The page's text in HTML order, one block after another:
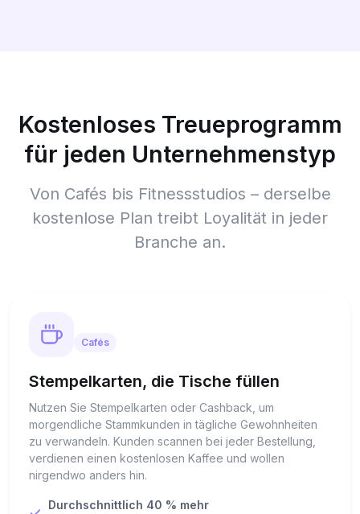
Kostenloses Treueprogramm
für jeden Unternehmenstyp
Von Cafés bis Fitnessstudios – derselbe
kostenlose Plan treibt Loyalität in jeder
Branche an.
Cafés
Stempelkarten, die Tische füllen
Nutzen Sie Stempelkarten oder Cashback, um
morgendliche Stammkunden in tägliche Gewohnheiten
zu verwandeln. Kunden scannen bei jeder Bestellung,
verdienen einen kostenlosen Kaffee und wollen
nirgendwo anders hin.
Durchschnittlich 40 % mehr